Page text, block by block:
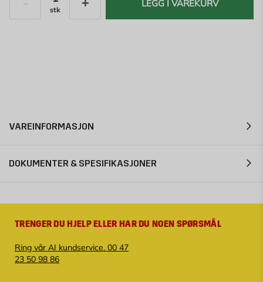
stk
LEGG I VAREKURV
VAREINFORMASJON
DOKUMENTER & SPESIFIKASJONER
TRENGER DU HJELP ELLER HAR DU NOEN SPØRSMÅL
Ring vår AI kundservice. 00 47
23 50 98 86